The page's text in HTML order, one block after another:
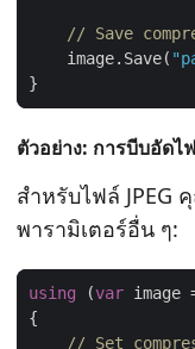
// Save
    image.Save(
ตัวอย่าง: การบีบอัดไฟ
สําหรับไฟล์
พารามิเตอร์อื่น ๆ:
using (var image
// Set